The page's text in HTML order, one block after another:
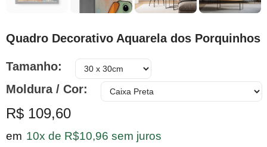
Quadro Decorativo Aquarela dos Porquinhos
Tamanho
Moldura / Cor
R$ 109,60
em 10x de R$10,96 sem juros